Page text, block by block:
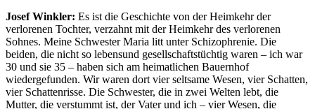
Josef Winkler: Es ist die Geschichte von der Heimkehr der
verlorenen Tochter, verzahnt mit der Heimkehr des verlorenen
Sohnes. Meine Schwester Maria litt unter Schizophrenie. Die
beiden, die nicht so lebensund gesellschaftstüchtig waren – ich war
30 und sie 35 – haben sich am heimatlichen Bauernhof
wiedergefunden. Wir waren dort vier seltsame Wesen, vier Schatten,
vier Schattenrisse. Die Schwester, die in zwei Welten lebt, die
Mutter, die verstummt ist, der Vater und ich – vier Wesen, die